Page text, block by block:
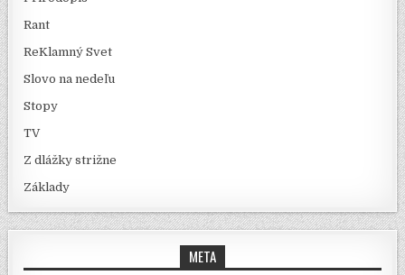
Rant
ReKlamný Svet
Slovo na nedeľu
Stopy
TV
Z dlážky strižne
Základy
META